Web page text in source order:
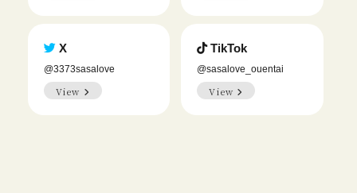
X
@3373sasalove
View
TikTok
@sasalove_ouentai
View